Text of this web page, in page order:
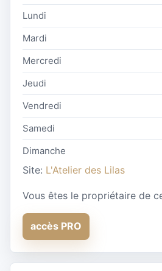
Lundi
Mardi
Mercredi
Jeudi
Vendredi
Samedi
Dimanche
Site: L'Atelier des Lilas
Vous êtes le propriétaire de
accès PRO